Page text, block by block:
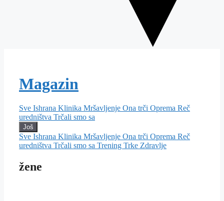
Magazin
Sve Ishrana Klinika Mršavljenje Ona trči Oprema Reč
uredništva Trčali smo sa
Još
Sve Ishrana Klinika Mršavljenje Ona trči Oprema Reč
uredništva Trčali smo sa Trening Trke Zdravlje
žene